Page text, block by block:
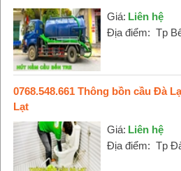
Giá: Liên hệ
Địa điểm: Tp
0768.548.661 Thông bồn cầu Đà
Lạt
Giá: Liên hệ
Địa điểm: Tp